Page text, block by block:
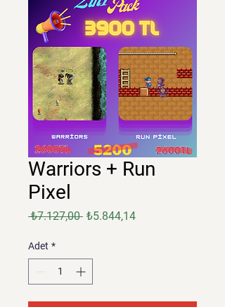
Warriors + Run
Pixel
₺7.127,00 Normal
₺5.844,14İndirimli
Adet *